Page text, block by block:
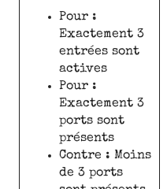
Pour :
Exactement 3
entrées sont
actives
Pour :
Exactement 3
ports sont
présents
Contre : Moins
de 3 ports